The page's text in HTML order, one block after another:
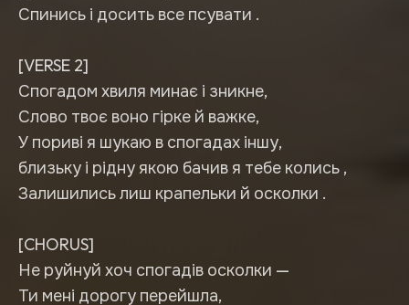
Спинись і досить все псувати .
[VERSE 2]
Спогадом хвиля минає і зникне,
Слово твоє воно гірке й важке,
У пориві я шукаю в спогадах іншу,
близьку і рідну якою бачив я тебе колись ,
Залишились лиш крапельки й осколки .
[CHORUS]
Не руйнуй хоч спогадів осколки —
Ти мені дорогу перейшла,